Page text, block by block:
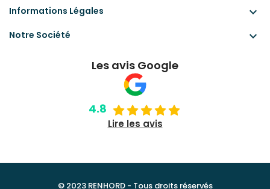
Informations Légales keyboard_arrow_down
Notre Société keyboard_arrow_down
Les avis Google
4.8
Lire les avis
© 2023 RENHORD - Tous droits réservés